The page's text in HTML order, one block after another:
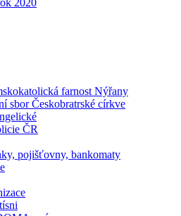
2020
farnost Nýřany
sbor Českobratrské církve
ČR
pojišťovny, bankomaty